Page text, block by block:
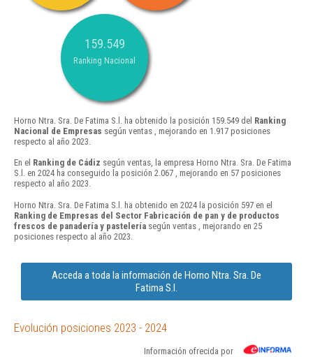
159.549
Ranking Nacional
Horno Ntra. Sra. De Fatima S.l. ha obtenido la posición 159.549 del Ranking
Nacional de Empresas según ventas , mejorando en 1.917 posiciones
respecto al año 2023.
En el Ranking de Cádiz según ventas, la empresa Horno Ntra. Sra. De Fatima
S.l. en 2024 ha conseguido la posición 2.067 , mejorando en 57 posiciones
respecto al año 2023.
Horno Ntra. Sra. De Fatima S.l. ha obtenido en 2024 la posición 597 en el
Ranking de Empresas del Sector Fabricación de pan y de productos
frescos de panadería y pastelería según ventas , mejorando en 25
posiciones respecto al año 2023.
Acceda a toda la información de Horno Ntra. Sra. De
Fatima S.l.
Evolución posiciones 2023 - 2024
Información ofrecida por